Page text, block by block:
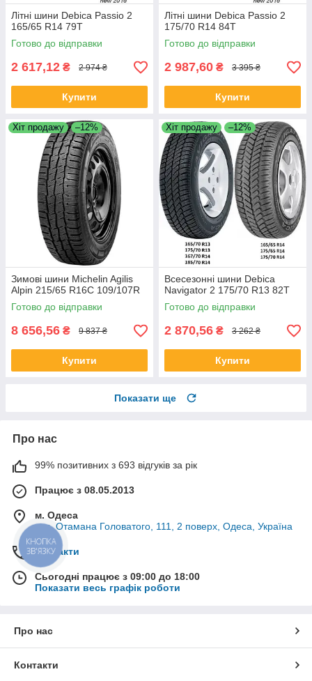
Літні шини Debica Passio 2
165/65 R14 79T
Готово до відправки
2 617,12 ₴ 2 974 ₴
Купити
Літні шини Debica Passio 2
175/70 R14 84T
Готово до відправки
2 987,60 ₴ 3 395 ₴
Купити
Хіт продажу –12%
Зимові шини Michelin Agilis
Alpin 215/65 R16C 109/107R
Готово до відправки
8 656,56 ₴ 9 837 ₴
Купити
Хіт продажу –12%
Всесезонні шини Debica
Navigator 2 175/70 R13 82T
Готово до відправки
2 870,56 ₴ 3 262 ₴
Купити
Показати ще
Про нас
99% позитивних з 693 відгуків за рік
Працює з 08.05.2013
м. Одеса
вул. Отамана Головатого, 111, 2 поверх, Одеса, Україна
Контакти
Сьогодні працює з 09:00 до 18:00
Показати весь графік роботи
Про нас
Контакти
КНОПКА
ЗВ'ЯЗКУ